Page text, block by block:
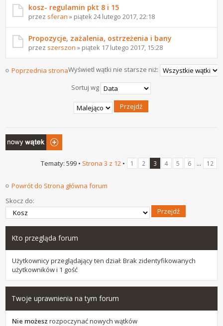
kosz- regulamin pkt 8 i 15
przez sferan » piątek 24 lutego 2017, 22:18
Propozycje, zażalenia, ostrzeżenia i bany
przez szerszon » piątek 17 lutego 2017, 15:28
Poprzednia strona Następna strona
Wyświetl wątki nie starsze niż:
Sortuj wg
Napisz wątek
Tematy: 599 • Strona 3 z 12 • 1 2 3 4 5 6 ... 12
Powrót do Strona główna forum
Skocz do:
Kto przegląda forum
Użytkownicy przeglądający ten dział: Brak zidentyfikowanych
użytkowników i 1 gość
Twoje uprawnienia na tym forum
Nie możesz rozpoczynać nowych wątków